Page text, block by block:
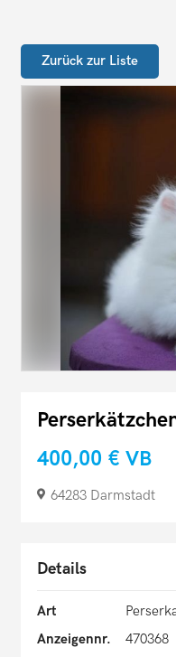
Zurück zur Liste
400,00 € VB
64283 Darmstadt
Details
Art
Anzeigennr.
470368